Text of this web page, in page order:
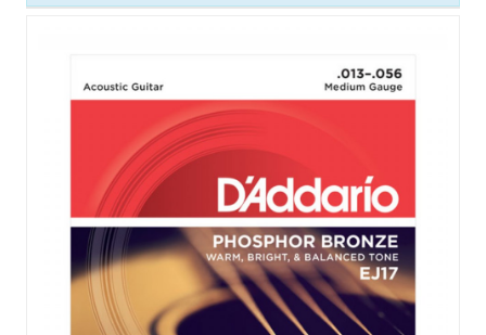
Türk Müziği Enstrümanları
Kampanyalar